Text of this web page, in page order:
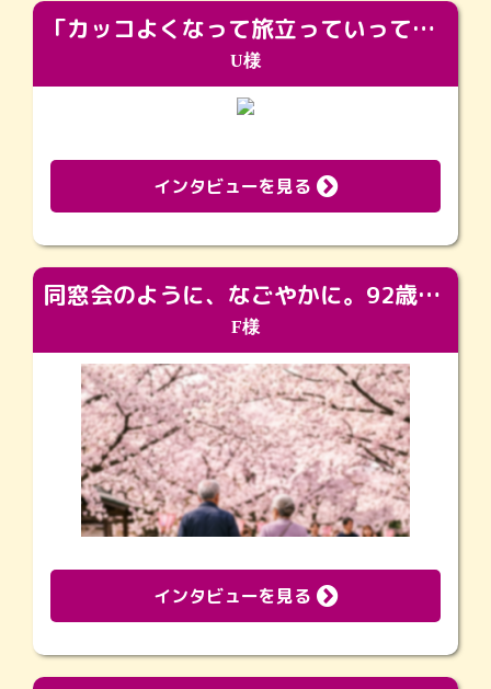
「カッコよくなって旅立っていってくれました（笑）もっとカッコいいって言ってあげればよかったな」
U様
インタビューを見る
同窓会のように、なごやかに。92歳の旅立ちを彩った、再会と感謝の場
F様
インタビューを見る